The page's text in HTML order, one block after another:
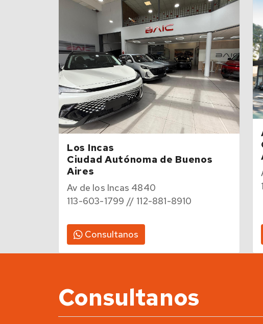
Los Incas
Ciudad Autónoma de Buenos
Aires
Av de los Incas 4840
113-603-1799 // 112-881-8910
Consultanos
Consultanos